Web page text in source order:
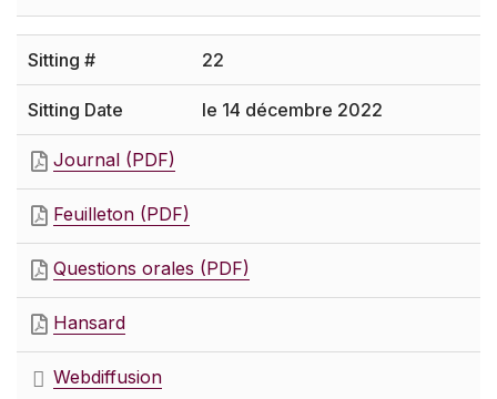
22
le 14 décembre 2022
Journal (PDF)
Feuilleton (PDF)
Questions orales (PDF)
Hansard
Webdiffusion